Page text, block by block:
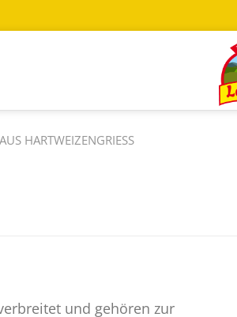
HARTWEIZENGRIESS
und gehören zur